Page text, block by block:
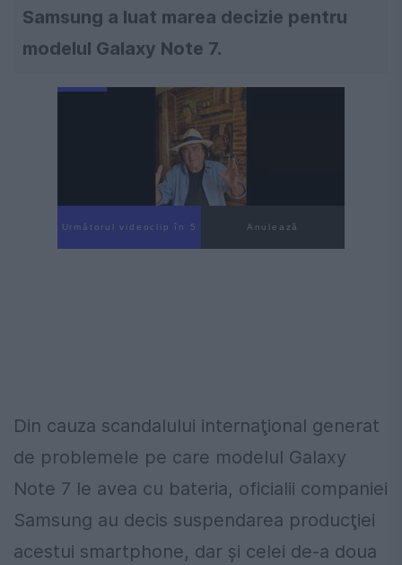
Samsung a luat marea decizie pentru
modelul Galaxy Note 7.
Următorul videoclip în 4 Anulează
Din cauza scandalului internaţional generat
de problemele pe care modelul Galaxy
Note 7 le avea cu bateria, oficialii companiei
Samsung au decis suspendarea producţiei
acestui smartphone, dar şi celei de-a doua